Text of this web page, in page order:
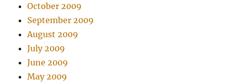
October 2009
September 2009
August 2009
July 2009
June 2009
May 2009